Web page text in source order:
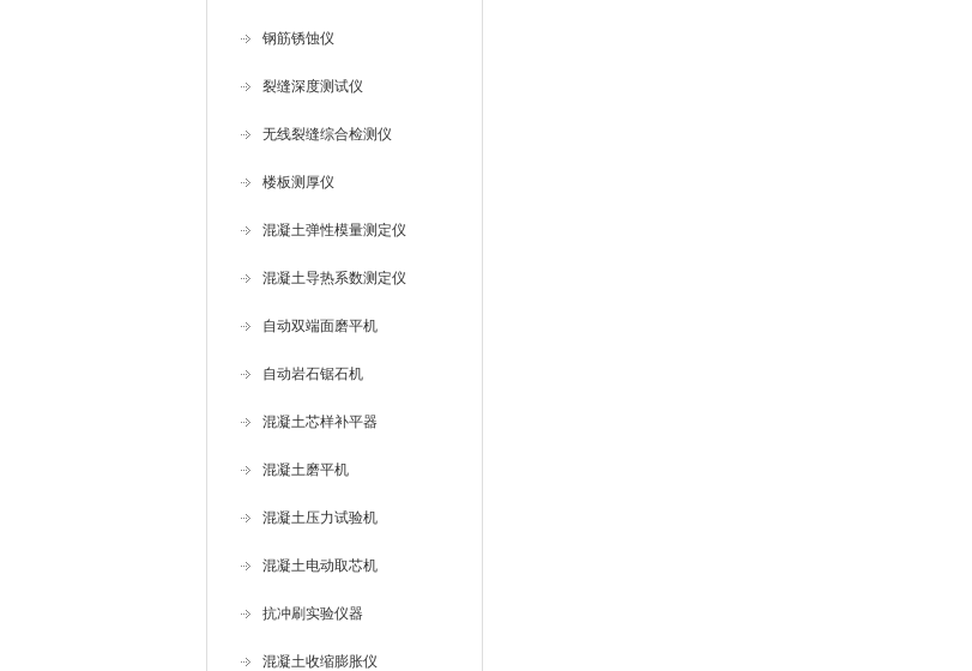
钢筋锈蚀仪
裂缝深度测试仪
无线裂缝综合检测仪
楼板测厚仪
混凝土弹性模量测定仪
混凝土导热系数测定仪
自动双端面磨平机
自动岩石锯石机
混凝土芯样补平器
混凝土磨平机
混凝土压力试验机
混凝土电动取芯机
抗冲刷实验仪器
混凝土收缩膨胀仪